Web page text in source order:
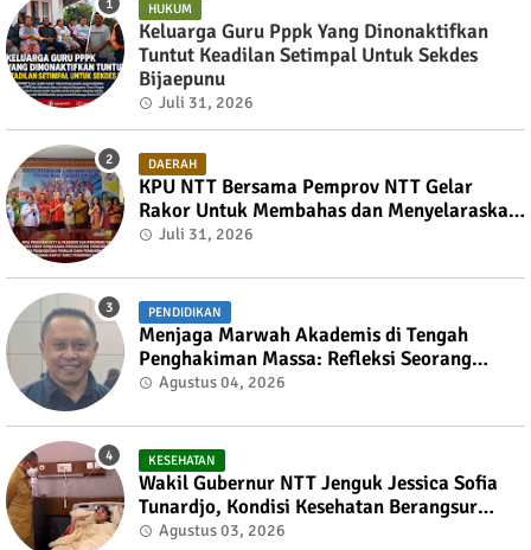
HUKUM
Keluarga Guru Pppk Yang Dinonaktifkan
Tuntut Keadilan Setimpal Untuk Sekdes
Bijaepunu
Juli 31, 2026
DAERAH
KPU NTT Bersama Pemprov NTT Gelar
Rakor Untuk Membahas dan Menyelaraskan
Draft Nota Kesepahaman
Juli 31, 2026
PENDIDIKAN
Menjaga Marwah Akademis di Tengah
Penghakiman Massa: Refleksi Seorang
Dosen Oleh Dr. Tian Liufeto Dosen Pada
Agustus 04, 2026
KESEHATAN
Wakil Gubernur NTT Jenguk Jessica Sofia
Tunardjo, Kondisi Kesehatan Berangsur
Membaik
Agustus 03, 2026